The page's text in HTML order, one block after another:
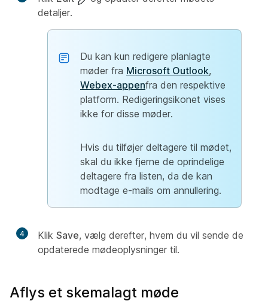
detaljer.
Du kan kun redigere planlagte
møder fra Microsoft Outlook,
Webex-appenfra den respektive
platform. Redigeringsikonet vises
ikke for disse møder.
Hvis du tilføjer deltagere til mødet,
skal du ikke fjerne de oprindelige
deltagere fra listen, da de kan
modtage e-mails om annullering.
4 Klik Save, vælg derefter, hvem du vil sende de
opdaterede mødeoplysninger til.
Aflys et skemalagt møde